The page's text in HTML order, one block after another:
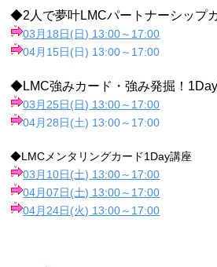
◆2人で夢叶LMCパートナーシップ
03月18日(日) 13:00～17:00
04月15日(日) 13:00～17:00
◆LMC強みカード・強み発掘！
03月25日(日) 13:00～17:00
04月28日(土) 13:00～17:00
◆LMCメンタリングカード1Day講座
03月10日(土) 13:00～17:00
04月07日(土) 13:00～17:00
04月24日(火) 13:00～17:00